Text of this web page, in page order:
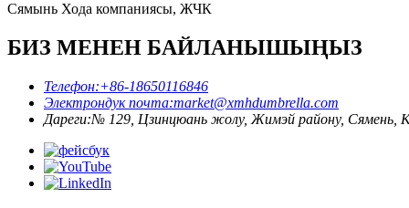
Сямынь Хода компаниясы, ЖЧК
БИЗ МЕНЕН БАЙЛАНЫШЫҢЫЗ
Телефон:+86-18650116846
Электрондук почта:market@xmhdumbrella.com
Дареги:№ 129, Цзинцюань жолу, Жимэй району, Сямень,